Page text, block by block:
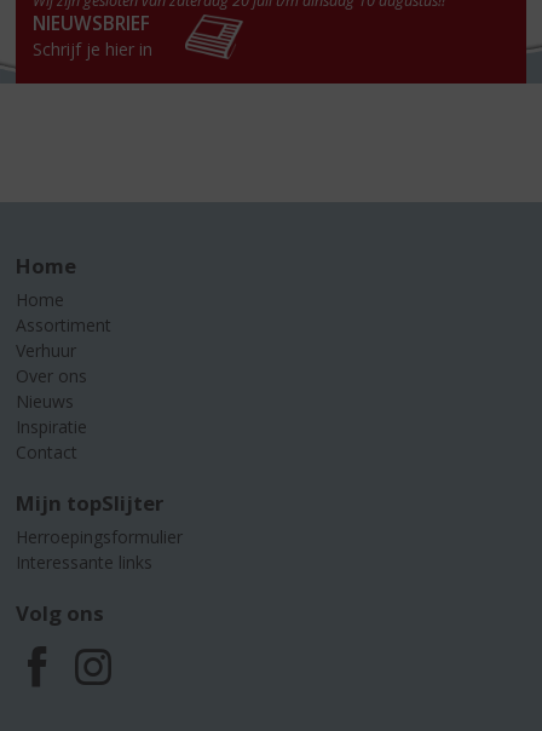
NIEUWSBRIEF
Schrijf je hier in
Home
Home
Assortiment
Verhuur
Over ons
Nieuws
Inspiratie
Contact
Mijn topSlijter
Herroepingsformulier
Interessante links
Volg ons
F
I